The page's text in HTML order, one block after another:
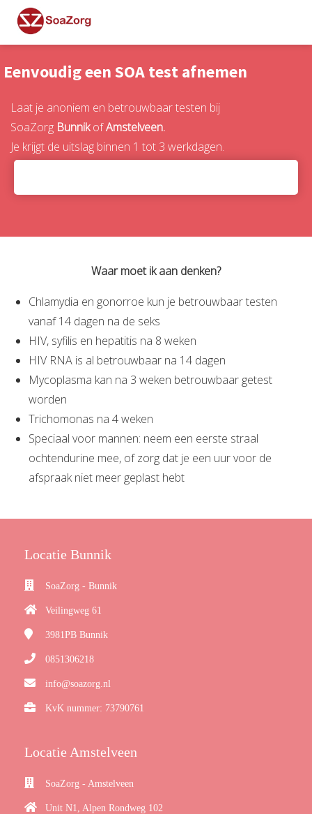
Eenvoudig een SOA test afnemen
Laat je anoniem en betrouwbaar testen bij
SoaZorg BunnikofAmstelveen.
Je krijgt de uitslag binnen 1 tot 3 werkdagen.
Waar moet ik aan denken?
Chlamydia en gonorroe kun je betrouwbaar testen
vanaf 14 dagen na de seks
HIV, syfilis en hepatitis na 8 weken
HIV RNA is al betrouwbaar na 14 dagen
Mycoplasma kan na 3 weken betrouwbaar getest
worden
Trichomonas na 4 weken
Speciaal voor mannen: neem een eerste straal
ochtendurine mee, of zorg dat je een uur voor de
afspraak niet meer geplast hebt
Locatie Bunnik
SoaZorg - Bunnik
Veilingweg 61
3981PB Bunnik
0851306218
info@soazorg.nl
KvK nummer: 73790761
Locatie Amstelveen
SoaZorg - Amstelveen
Unit N1, Alpen Rondweg 102